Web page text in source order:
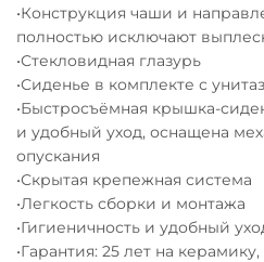
•Конструкция чаши и
полностью исключают
•Стекловидная глазурь
•Сиденье в комплекте с
•Быстросъёмная крышка-
и удобный уход, оснащена
опускания
•Скрытая крепежная система
•Легкость сборки и монтажа
•Гигиеничность и удобный
•Гарантия: 25 лет на